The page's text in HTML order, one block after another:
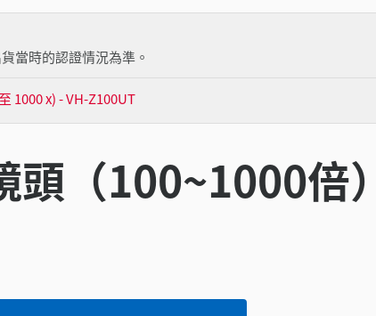
當時的認證情況為準。
1000 x) - VH-Z100UT
（100~1000倍）